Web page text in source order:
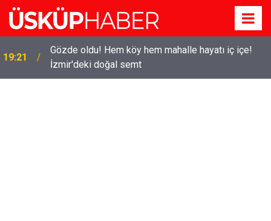
19:21
Gözde oldu! Hem köy hem mahalle hayatı iç içe!
İzmir'deki doğal semt